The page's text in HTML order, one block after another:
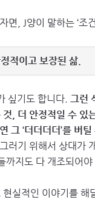
면, J양이 말하는 ‘조
적이고 보장된 삶.
싶기도 합니다. 그런
것, 더 안정적일 수 있
그 ‘더더더더’를 버
그러기 위해서 상대가
까지도 다 개조되어
실적인 이야기를 해